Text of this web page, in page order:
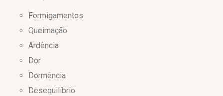
Formigamentos
Queimação
Ardência
Dor
Dormência
Desequilíbrio